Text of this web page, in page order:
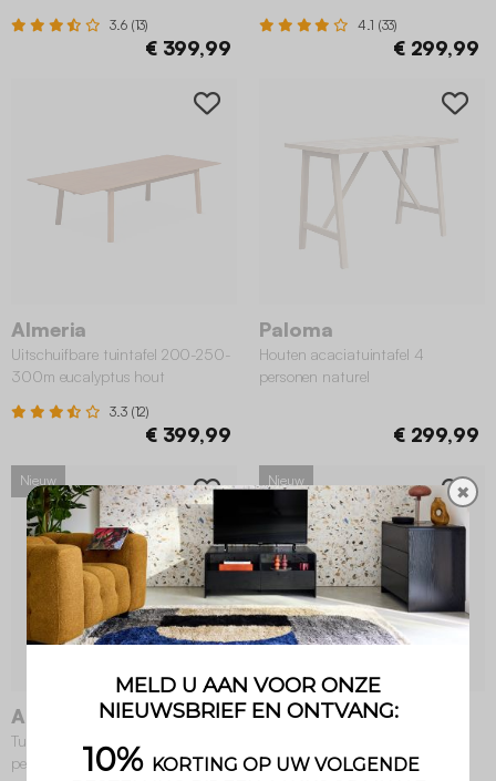
3.6 (13)
€ 399,99
4.1 (33)
€ 299,99
Almeria
Uitschuifbare tuintafel 200-250-
300m eucalyptus hout
3.3 (12)
€ 399,99
Paloma
Houten acaciatuintafel 4
personen naturel
€ 299,99
Nieuw
Arbo
Tuintafel verlengbaar 4-6
personen naturel
Nieuw
Arbo
personen naturel
✖